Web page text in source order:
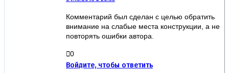
Комментарий был сделан с целью обратить
внимание на слабые места конструкции, а не
повторять ошибки автора.
0
Войдите, чтобы ответить